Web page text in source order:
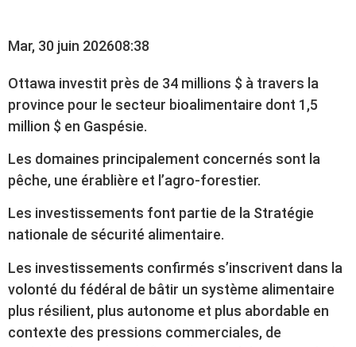
Mar, 30 juin 202608:38
Ottawa investit près de 34 millions $ à travers la
province pour le secteur bioalimentaire dont 1,5
million $ en Gaspésie.
Les domaines principalement concernés sont la
pêche, une érablière et l’agro-forestier.
Les investissements font partie de la Stratégie
nationale de sécurité alimentaire.
Les investissements confirmés s’inscrivent dans la
volonté du fédéral de bâtir un système alimentaire
plus résilient, plus autonome et plus abordable en
contexte des pressions commerciales, de